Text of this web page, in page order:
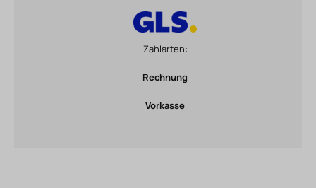
Zahlarten:
Rechnung
Vorkasse